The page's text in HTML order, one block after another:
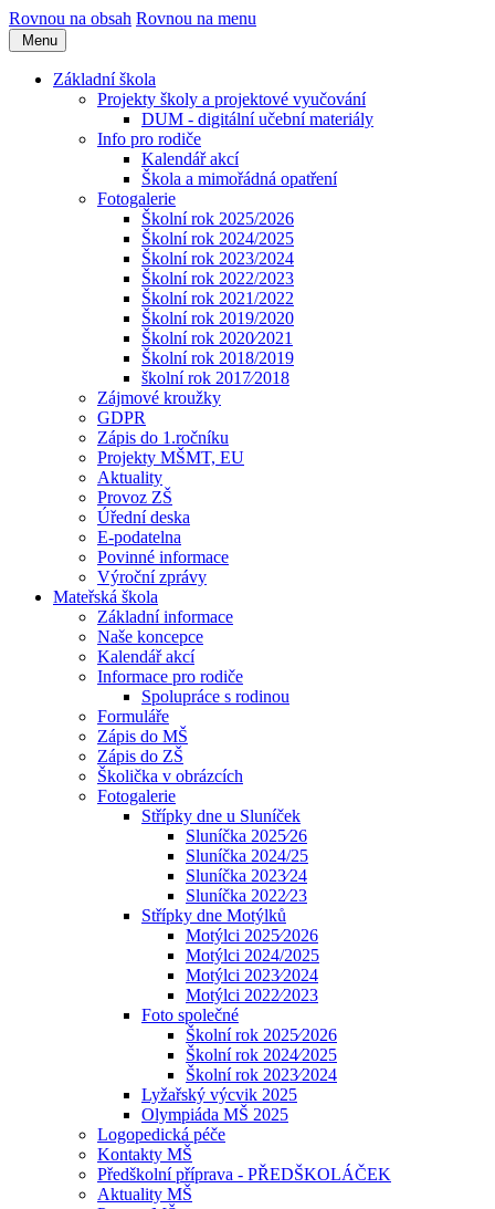
Rovnou na obsah Rovnou na menu
Menu
Základní škola
Projekty školy a projektové vyučování
DUM - digitální učební materiály
Info pro rodiče
Kalendář akcí
Škola a mimořádná opatření
Fotogalerie
Školní rok 2025/2026
Školní rok 2024/2025
Školní rok 2023/2024
Školní rok 2022/2023
Školní rok 2021/2022
Školní rok 2019/2020
Školní rok 2020⁄2021
Školní rok 2018/2019
školní rok 2017⁄2018
Zájmové kroužky
GDPR
Zápis do 1.ročníku
Projekty MŠMT, EU
Aktuality
Provoz ZŠ
Úřední deska
E-podatelna
Povinné informace
Výroční zprávy
Mateřská škola
Základní informace
Naše koncepce
Kalendář akcí
Informace pro rodiče
Spolupráce s rodinou
Formuláře
Zápis do MŠ
Zápis do ZŠ
Školička v obrázcích
Fotogalerie
Střípky dne u Sluníček
Sluníčka 2025⁄26
Sluníčka 2024/25
Sluníčka 2023⁄24
Sluníčka 2022⁄23
Střípky dne Motýlků
Motýlci 2025⁄2026
Motýlci 2024/2025
Motýlci 2023⁄2024
Motýlci 2022⁄2023
Foto společné
Školní rok 2025⁄2026
Školní rok 2024⁄2025
Školní rok 2023⁄2024
Lyžařský výcvik 2025
Olympiáda MŠ 2025
Logopedická péče
Kontakty MŠ
Předškolní příprava - PŘEDŠKOLÁČEK
Aktuality MŠ